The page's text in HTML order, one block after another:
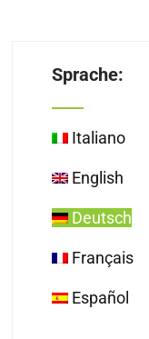
Sprache:
Italiano
English
Deutsch
Français
Español